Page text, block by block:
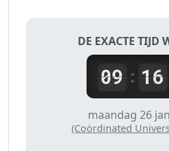
DE EXACTE TIJD
09: 16
maandag 26
(Coördinated